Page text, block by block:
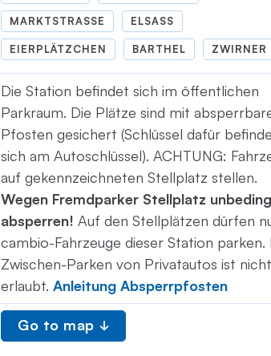
MARKTSTRASSE ELSASS
EIERPLÄTZCHEN BARTHEL ZWIRNER
Die Station befindet sich im öffentlichen
Parkraum. Die Plätze sind mit
Pfosten gesichert (Schlüssel dafür
sich am Autoschlüssel). ACHTUNG:
auf gekennzeichneten Stellplatz stellen.
Wegen Fremdparker Stellplatz
absperren! Auf den Stellplätzen dürfen
cambio-Fahrzeuge dieser Station parken.
Zwischen-Parken von Privatautos ist nicht
erlaubt. Anleitung Absperrpfosten
Go to map